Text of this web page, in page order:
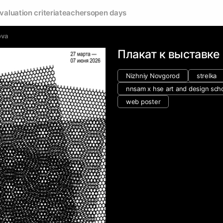
criteriateachersopen days
Плакат к
Nizhniy Novgorod
strelka
nnsam x hse art and design
web poster